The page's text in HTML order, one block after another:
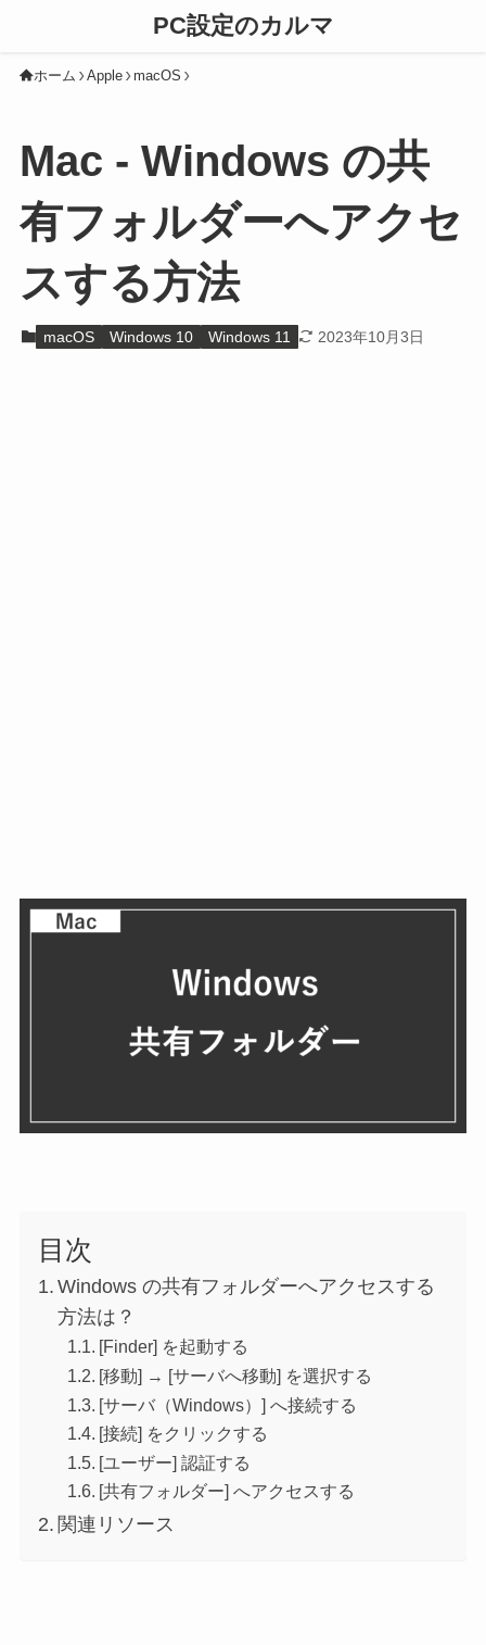
PC設定のカルマ
ホーム Apple macOS
Mac - Windows の共
有フォルダーへアクセ
スする方法
macOS Windows 10 Windows 11 2023年10月3日
目次
Windows の共有フォルダーへアクセスする
方法は？
[Finder] を起動する
[移動] → [サーバへ移動] を選択する
[サーバ（Windows）] へ接続する
[接続] をクリックする
[ユーザー] 認証する
[共有フォルダー] へアクセスする
関連リソース